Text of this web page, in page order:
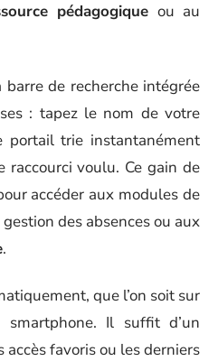
pédagogique ou au
de recherche intégrée
: tapez le nom de votre
trie instantanément
voulu. Ce gain de
accéder aux modules de
gestion des absences ou aux
.
que l’on soit sur
Il suffit d’un
favoris ou les derniers